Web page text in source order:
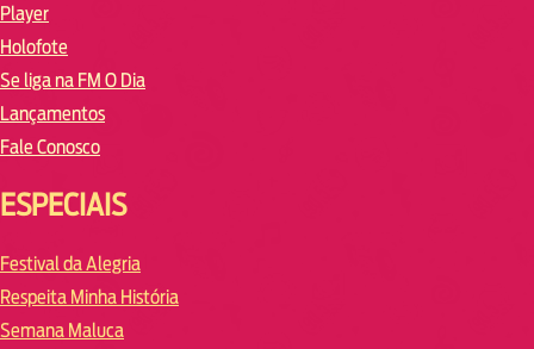
Player
Holofote
Se liga na FM O Dia
Lançamentos
Fale Conosco
ESPECIAIS
Festival da Alegria
Respeita Minha História
Semana Maluca